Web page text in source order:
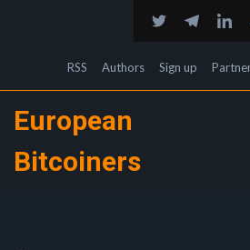
RSS Authors Sign up
European
Bitcoiners